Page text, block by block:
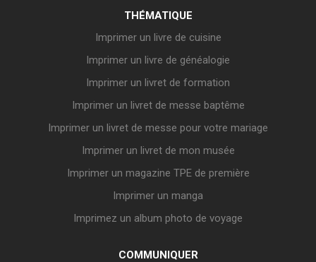
THÉMATIQUE
Imprimer un livre de cuisine
Imprimer un livre de généalogie
Imprimer un livret de formation
Imprimer un livret de messe baptême
Imprimer un livret de messe pour votre mariage
Imprimer un livret de mon musée
Imprimer un magazine TPE de première
Imprimer un manga
Imprimez un album photo de voyage
COMMUNIQUER